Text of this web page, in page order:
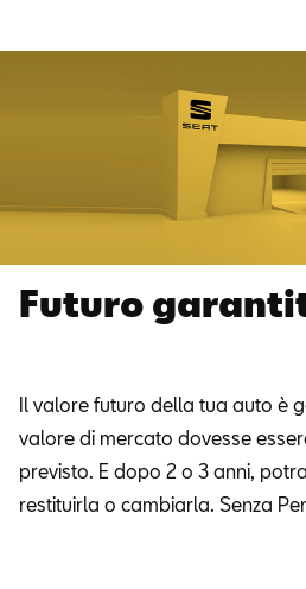
Futuro
Il valore futuro della tua auto è
valore di mercato dovesse
previsto. E dopo 2 o 3 anni,
restituirla o cambiarla. Senza